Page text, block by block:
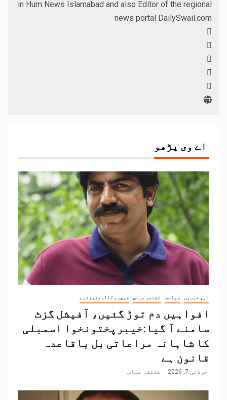
in Hum News Islamabad and also Editor of the regional
news portal DailySwail.com
اے وی پڑھو
اہم خبریں سیاحت غضنفرعباس فیچر، کالم،تجزئیے
افواہیں دم توڑ گئیں، آفیشل گزٹ
سامنے آ گیا:خیبرپختونخوا اسمبلی
کا شاہانہ مراعاتی بل باقاعدہ
قانون ہے
جولائی 7, 2026 غضنفر عباس